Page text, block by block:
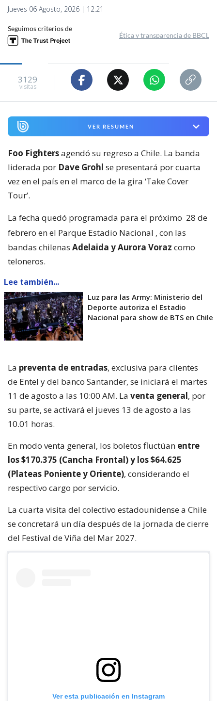
Jueves 06 Agosto, 2026 | 12:21
Seguimos criterios de
Ética y transparencia de BBCL
3129
visitas
VER RESUMEN
Foo Fightersagendó su regreso a Chile. La banda
liderada por Dave Grohl se presentará por cuarta
vez en el país en el marco de la gira ‘Take Cover
Tour’.
La fecha quedó programada para el próximo 28 de
febrero en el Parque Estadio Nacional , con las
bandas chilenas Adelaida y Aurora Voraz como
teloneros.
Lee también...
Luz para las Army: Ministerio del
Deporte autoriza el Estadio
Nacional para show de BTS en Chile
La preventa de entradas, exclusiva para clientes
de Entel y del banco Santander, se iniciará el martes
11 de agosto a las 10:00 AM. La venta general, por
su parte, se activará el jueves 13 de agosto a las
10.01 horas.
En modo venta general, los boletos fluctúan entre
los $170.375 (Cancha Frontal) y los $64.625
(Plateas Poniente y Oriente), considerando el
respectivo cargo por servicio.
La cuarta visita del colectivo estadounidense a Chile
se concretará un día después de la jornada de cierre
del Festival de Viña del Mar 2027.
Ver esta publicación en Instagram